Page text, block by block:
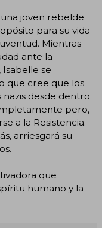
joven rebelde
para su vida
Mientras
ante la
se
que cree que los
desde dentro
pero,
a la Resistencia.
arriesgará su
que
humano y la